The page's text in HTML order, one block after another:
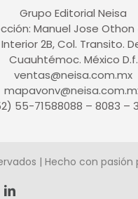
Grupo Editorial Neisa
Manuel Jose Othon
Interior 2B, Col. Transito.
Cuauhtémoc. México D.f.
ventas@neisa.com.mx
55-71588088 – 8083 –
| Hecho con pasión
LinkedIn